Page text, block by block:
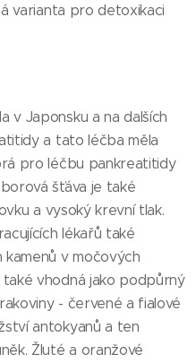
varianta pro detoxikaci
v Japonsku a na dalších
a tato léčba měla
pro léčbu pankreatitidy
šťáva je také
a vysoký krevní tlak.
lékařů také
v močových
vhodná jako podpůrný
- červené a fialové
antokyanů a ten
Žluté a oranžové